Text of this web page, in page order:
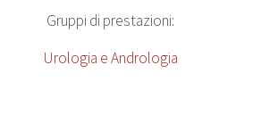
Gruppi di prestazioni:
Urologia e Andrologia